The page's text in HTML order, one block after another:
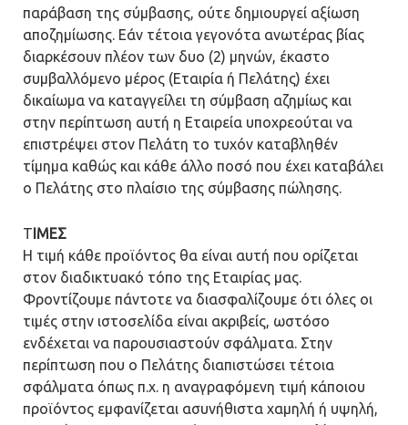
παράβαση της σύμβασης, ούτε δημιουργεί αξίωση
αποζημίωσης. Εάν τέτοια γεγονότα ανωτέρας βίας
διαρκέσουν πλέον των δυο (2) μηνών, έκαστο
συμβαλλόμενο μέρος (Εταιρία ή Πελάτης) έχει
δικαίωμα να καταγγείλει τη σύμβαση αζημίως και
στην περίπτωση αυτή η Εταιρεία υποχρεούται να
επιστρέψει στον Πελάτη το τυχόν καταβληθέν
τίμημα καθώς και κάθε άλλο ποσό που έχει καταβάλει
ο Πελάτης στο πλαίσιο της σύμβασης πώλησης.
ΤΙΜΕΣ
Η τιμή κάθε προϊόντος θα είναι αυτή που ορίζεται
στον διαδικτυακό τόπο της Εταιρίας μας.
Φροντίζουμε πάντοτε να διασφαλίζουμε ότι όλες οι
τιμές στην ιστοσελίδα είναι ακριβείς, ωστόσο
ενδέχεται να παρουσιαστούν σφάλματα. Στην
περίπτωση που ο Πελάτης διαπιστώσει τέτοια
σφάλματα όπως π.χ. η αναγραφόμενη τιμή κάποιου
προϊόντος εμφανίζεται ασυνήθιστα χαμηλή ή υψηλή,